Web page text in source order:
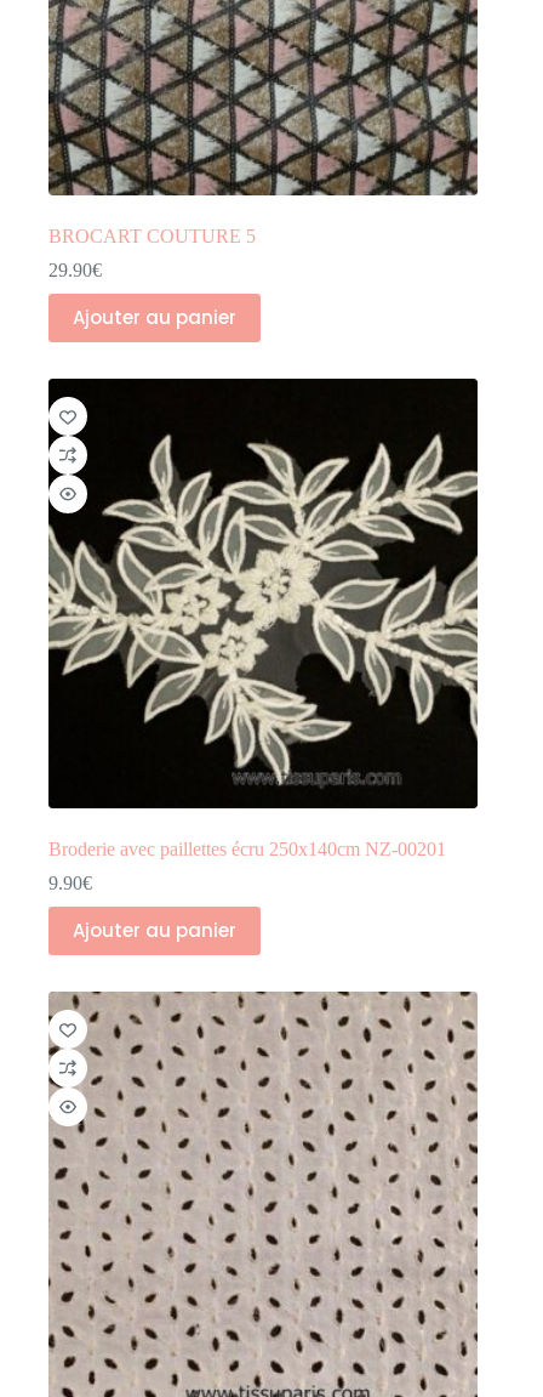
BROCART COUTURE 5
29.90€
Ajouter au panier
Broderie avec paillettes écru 250x140cm NZ-00201
9.90€
Ajouter au panier